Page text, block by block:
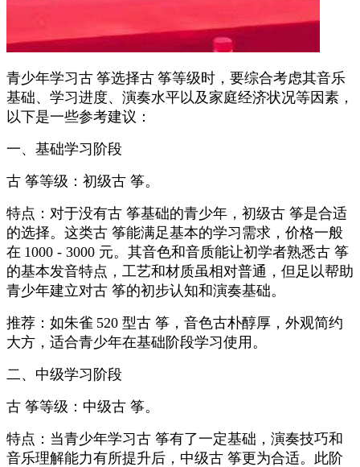
青少年学习古 筝选择古 筝等级时，要综合考虑其音乐
基础、学习进度、演奏水平以及家庭经济状况等因素，
以下是一些参考建议：
一、基础学习阶段
古 筝等级：初级古 筝。
特点：对于没有古 筝基础的青少年，初级古 筝是合适
的选择。这类古 筝能满足基本的学习需求，价格一般
在 1000 - 3000 元。其音色和音质能让初学者熟悉古 筝
的基本发音特点，工艺和材质虽相对普通，但足以帮助
青少年建立对古 筝的初步认知和演奏基础。
推荐：如朱雀 520 型古 筝，音色古朴醇厚，外观简约
大方，适合青少年在基础阶段学习使用。
二、中级学习阶段
古 筝等级：中级古 筝。
特点：当青少年学习古 筝有了一定基础，演奏技巧和
音乐理解能力有所提升后，中级古 筝更为合适。此阶